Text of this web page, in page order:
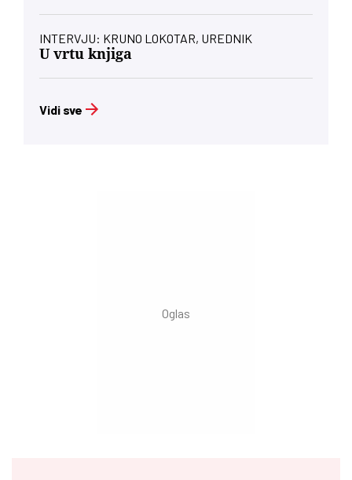
INTERVJU: KRUNO LOKOTAR, UREDNIK
U vrtu knjiga
Vidi sve